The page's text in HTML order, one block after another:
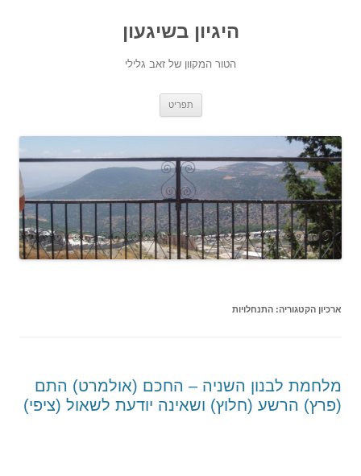
היגיון בשיגעון
הטור המקוון של זאב גלילי
תפריט
ארכיון הקטגוריה: התנחלויות
מלחמת לבנון השניה – החכם (אולמרט) התם
(פרץ) הרשע (חלוץ) ושאינה יודעת לשאול (ציפי)